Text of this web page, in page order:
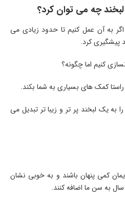
چه می توان کرد؟
به آن عمل کنیم تا حدود زیادی می
پیشگیری کرد.
کنیم اما چگونه؟
کمک های بسیاری به شما بکند.
به یک لبخند پر تر و زیبا تر تبدیل می
کمی پنهان باشند و به خوبی نشان
به سن ما اضافه کنند.